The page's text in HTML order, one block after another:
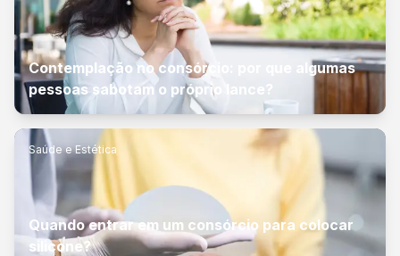
Contemplação no consórcio: por que algumas
pessoas sabotam o próprio lance?
Saúde e Estética
Quando entrar em um consórcio para colocar
silicone?